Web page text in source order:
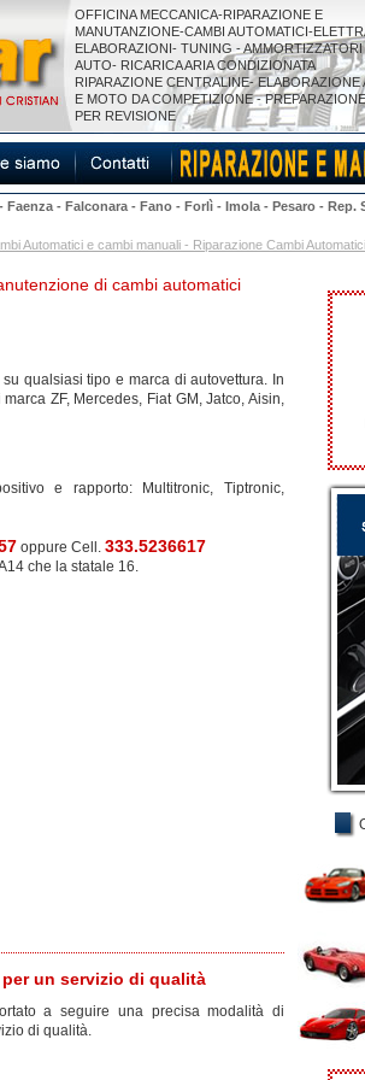
OFFICINA MECCANICA-RIPARAZIONE E
MANUTANZIONE-CAMBI AUTOMATICI-
ELABORAZIONI- TUNING - AMMORTIZZATORI
AUTO- RICARICA ARIA CONDIZIONATA
RIPARAZIONE CENTRALINE- ELABORAZIONE
E MOTO DA COMPETIZIONE -
PER REVISIONE
Faenza- Falconara- Fano- Forlì- Imola- Pesaro- Rep.
Automatici e cambi manuali - Riparazione Cambi
di cambi automatici
qualsiasi tipo e marca di autovettura. In
ZF, Mercedes, Fiat GM, Jatco, Aisin,
e rapporto: Multitronic, Tiptronic,
oppure Cell. 333.5236617
che la statale 16.
un servizio di qualità
a seguire una precisa modalità di
di qualità.